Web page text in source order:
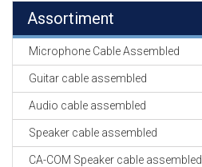
Assortiment
Microphone Cable Assembled
Guitar cable assembled
Audio cable assembled
Speaker cable assembled
CA-COM Speaker cable assembled